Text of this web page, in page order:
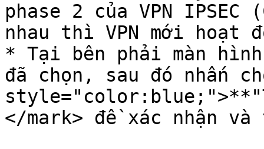
phase 2 của VPN
nhau thì VPN mới hoạt
* Tại bên phải màn
đã chọn, sau đó nhấn
</mark> đề xác nhận